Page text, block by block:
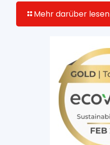
Mehr darüber lesen